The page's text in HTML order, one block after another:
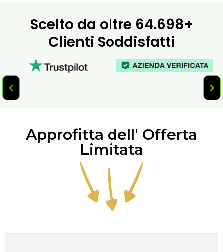
Scelto da oltre 64.698+
Clienti Soddisfatti
Approfitta dell' Offerta
Limitata